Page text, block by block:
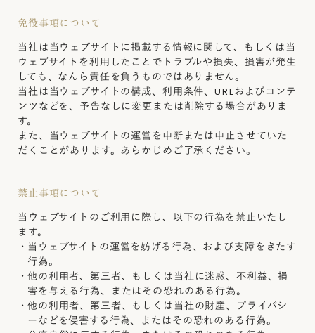
免役事項について
当社は当ウェブサイトに掲載する情報に関して、もしくは当
ウェブサイトを利用したことでトラブルや損失、損害が発生
しても、なんら責任を負うものではありません。
当社は当ウェブサイトの構成、利用条件、URLおよびコンテ
ンツなどを、予告なしに変更または削除する場合がありま
す。
また、当ウェブサイトの運営を中断または中止させていた
だくことがあります。あらかじめご了承ください。
禁止事項について
当ウェブサイトのご利用に際し、以下の行為を禁止いたし
ます。
・ 当ウェブサイトの運営を妨げる行為、および支障をきたす
行為。
・他の利用者、第三者、もしくは当社に迷惑、不利益、損
害を与える行為、またはその恐れのある行為。
・他の利用者、第三者、もしくは当社の財産、プライバシ
ーなどを侵害する行為、またはその恐れのある行為。